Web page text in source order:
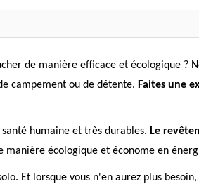
de manière efficace et écologique ?
campement ou de détente. Faites une
humaine et très durables. Le
manière écologique et économe en
Et lorsque vous n'en aurez plus